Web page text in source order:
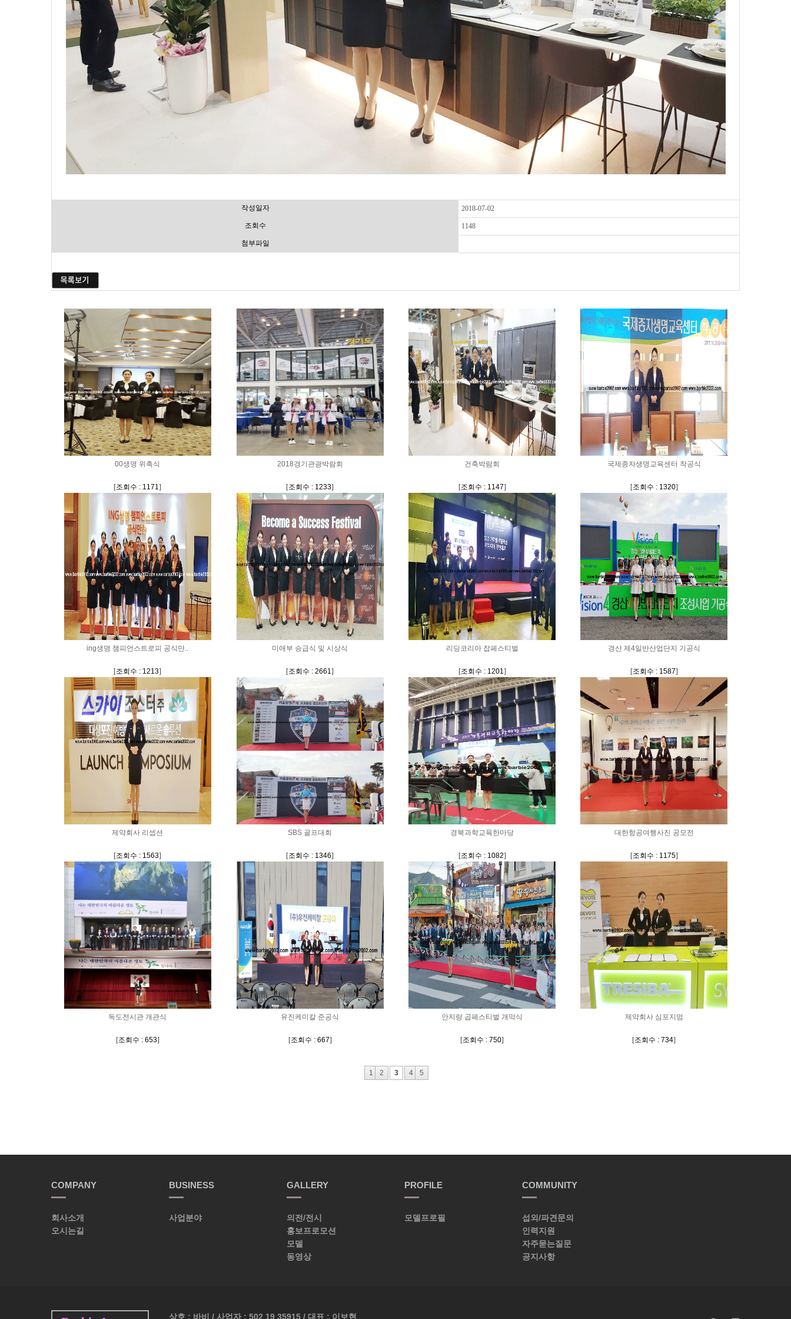
작성일자 2018-07-02
조회수 1148
첨부파일
00생명 위촉식
[조회수 : 1171]
2018경기관광박람회
[조회수 : 1233]
건축박람회
[조회수 : 1147]
국제종자생명교육센터 착공식
[조회수 : 1320]
ing생명 챔피언스트로피 공식만..
[조회수 : 1213]
미애부 승급식 및 시상식
[조회수 : 2661]
리딩코리아 잡페스티벌
[조회수 : 1201]
경산 제4일반산업단지 기공식
[조회수 : 1587]
제약회사 리셉션
[조회수 : 1563]
SBS 골프대회
[조회수 : 1346]
경북과학교육한마당
[조회수 : 1082]
대한항공여행사진 공모전
[조회수 : 1175]
독도전시관 개관식
[조회수 : 653]
유진케미칼 준공식
[조회수 : 667]
안지랑 곱페스티벌 개막식
[조회수 : 750]
제약회사 심포지엄
[조회수 : 734]
1 2 3 4 5
COMPANY
회사소개
오시는길
BUSINESS
사업분야
GALLERY
의전/전시
홍보프로모션
모델
동영상
PROFILE
모델프로필
COMMUNITY
섭외/파견문의
인력지원
자주묻는질문
공지사항
상호 : 바비 / 사업자 : 502 19 35915 / 대표 : 이보현